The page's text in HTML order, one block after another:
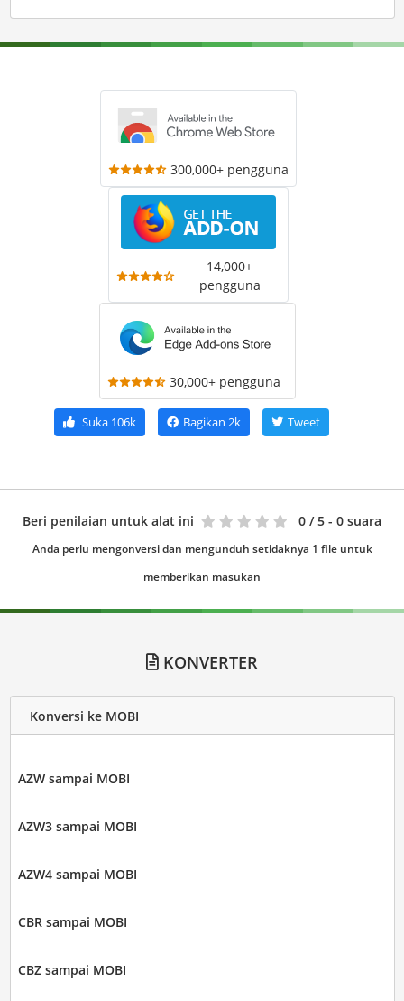
300,000+ pengguna
14,000+
pengguna
30,000+ pengguna
Suka106k Bagikan 2k Tweet
Beri penilaian untuk alat ini 0 / 5 - 0 suara
Anda perlu mengonversi dan mengunduh setidaknya 1 file untuk
memberikan masukan
KONVERTER
Konversi ke MOBI
AZW sampai MOBI
AZW3 sampai MOBI
AZW4 sampai MOBI
CBR sampai MOBI
CBZ sampai MOBI